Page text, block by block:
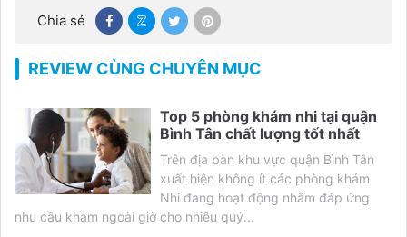
Chia sẻ
REVIEW CÙNG CHUYÊN MỤC
Top 5 phòng khám nhi tại quận
Bình Tân chất lượng tốt nhất
Trên địa bàn khu vực quận Bình Tân
xuất hiện không ít các phòng khám
Nhi đang hoạt động nhằm đáp ứng
nhu cầu khám ngoài giờ cho nhiều quý...